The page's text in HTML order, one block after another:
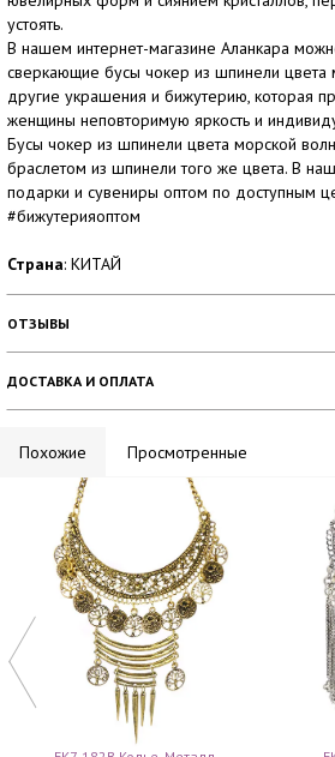
устоять.
В нашем интернет-магазине Аланкара
сверкающие бусы чокер из шпинели цвета
другие украшения и бижутерию, которая
женщины неповторимую яркость и
Бусы чокер из шпинели цвета морской
браслетом из шпинели того же цвета. В
подарки и сувениры оптом по доступным
#бижутерияоптом
Страна: КИТАЙ
ОТЗЫВЫ
ДОСТАВКА И ОПЛАТА
Похожие Просмотренные